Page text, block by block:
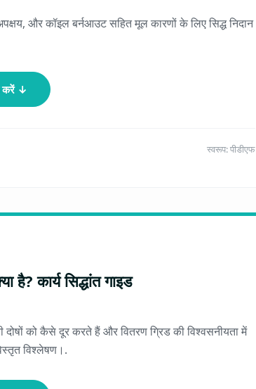
और कॉइल बर्नआउट सहित मूल कारणों के लिए सिद्ध निदान
करें ↓
स्वरूप: पीडीएफ
है? कार्य सिद्धांत गाइड
दोषों को कैसे दूर करते हैं और वितरण ग्रिड की विश्वसनीयता में
विश्लेषण।.